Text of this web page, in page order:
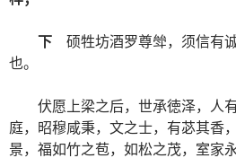
下 硕牲坊酒罗尊斚，须信有
也。
伏愿上梁之后，世承徳泽，人
庭，昭穆咸秉，文之士，有苾其香
景，福如竹之苞，如松之茂，室家